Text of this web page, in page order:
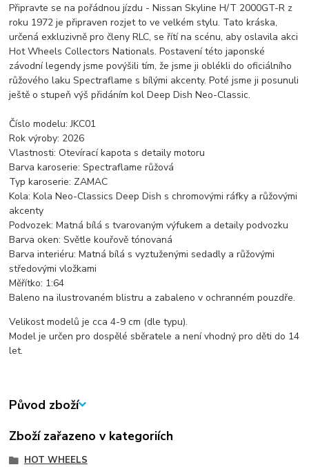
Připravte se na pořádnou jízdu - Nissan Skyline H/T 2000GT-R z
roku 1972 je připraven rozjet to ve velkém stylu. Tato kráska,
určená exkluzivně pro členy RLC, se řítí na scénu, aby oslavila akci
Hot Wheels Collectors Nationals. Postavení této japonské
závodní legendy jsme povýšili tím, že jsme ji oblékli do oficiálního
růžového laku Spectraflame s bílými akcenty. Poté jsme ji posunuli
ještě o stupeň výš přidáním kol Deep Dish Neo-Classic.
Číslo modelu: JKC01
Rok výroby: 2026
Vlastnosti: Otevírací kapota s detaily motoru
Barva karoserie: Spectraflame růžová
Typ karoserie: ZAMAC
Kola: Kola Neo-Classics Deep Dish s chromovými ráfky a růžovými
akcenty
Podvozek: Matná bílá s tvarovaným výfukem a detaily podvozku
Barva oken: Světle kouřově tónovaná
Barva interiéru: Matná bílá s vyztuženými sedadly a růžovými
středovými vložkami
Měřítko: 1:64
Baleno na ilustrovaném blistru a zabaleno v ochranném pouzdře.
Velikost modelů je cca 4-9 cm (dle typu).
Model je určen pro dospělé sběratele a není vhodný pro děti do 14
let.
Původ zboží
Zboží zařazeno v kategoriích
HOT WHEELS